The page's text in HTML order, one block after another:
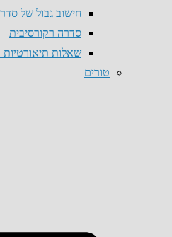
חישוב גבול של
סדרה רקורסיבית
שאלות תיאורטיות
טורים